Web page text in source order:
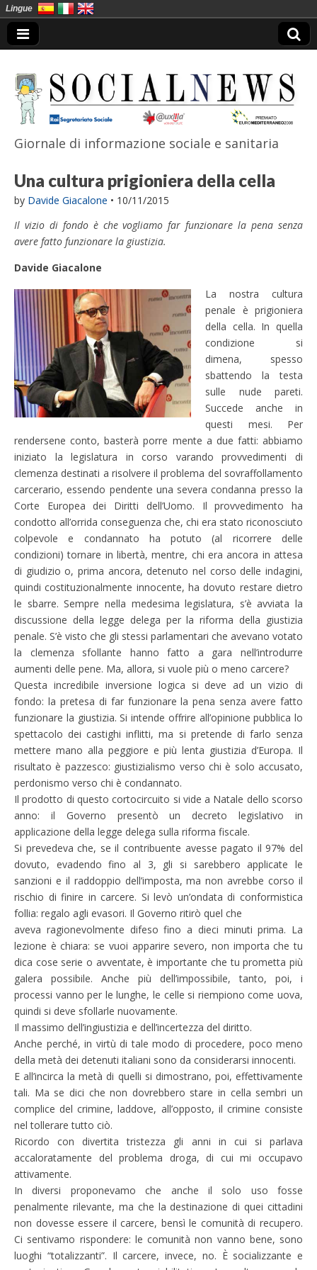
SocialNews
Giornale di informazione sociale e sanitaria
Una cultura prigioniera della cella
by Davide Giacalone • 10/11/2015
Il vizio di fondo è che vogliamo far funzionare la pena senza
avere fatto funzionare la giustizia.
Davide Giacalone
La nostra cultura
penale è prigioniera
della cella. In quella
condizione si
dimena, spesso
sbattendo la testa
sulle nude pareti.
Succede anche in
questi mesi. Per
rendersene conto, basterà porre mente a due fatti: abbiamo
iniziato la legislatura in corso varando provvedimenti di
clemenza destinati a risolvere il problema del sovraffollamento
carcerario, essendo pendente una severa condanna presso la
Corte Europea dei Diritti dell’Uomo. Il provvedimento ha
condotto all’orrida conseguenza che, chi era stato riconosciuto
colpevole e condannato ha potuto (al ricorrere delle
condizioni) tornare in libertà, mentre, chi era ancora in attesa
di giudizio o, prima ancora, detenuto nel corso delle indagini,
quindi costituzionalmente innocente, ha dovuto restare dietro
le sbarre. Sempre nella medesima legislatura, s’è avviata la
discussione della legge delega per la riforma della giustizia
penale. S’è visto che gli stessi parlamentari che avevano votato
la clemenza sfollante hanno fatto a gara nell’introdurre
aumenti delle pene. Ma, allora, si vuole più o meno carcere?
Questa incredibile inversione logica si deve ad un vizio di
fondo: la pretesa di far funzionare la pena senza avere fatto
funzionare la giustizia. Si intende offrire all’opinione pubblica lo
spettacolo dei castighi inflitti, ma si pretende di farlo senza
mettere mano alla peggiore e più lenta giustizia d’Europa. Il
risultato è pazzesco: giustizialismo verso chi è solo accusato,
perdonismo verso chi è condannato.
Il prodotto di questo cortocircuito si vide a Natale dello scorso
anno: il Governo presentò un decreto legislativo in
applicazione della legge delega sulla riforma fiscale.
Si prevedeva che, se il contribuente avesse pagato il 97% del
dovuto, evadendo fino al 3, gli si sarebbero applicate le
sanzioni e il raddoppio dell’imposta, ma non avrebbe corso il
rischio di finire in carcere. Si levò un’ondata di conformistica
follia: regalo agli evasori. Il Governo ritirò quel che
aveva ragionevolmente difeso fino a dieci minuti prima. La
lezione è chiara: se vuoi apparire severo, non importa che tu
dica cose serie o avventate, è importante che tu prometta più
galera possibile. Anche più dell’impossibile, tanto, poi, i
processi vanno per le lunghe, le celle si riempiono come uova,
quindi si deve sfollarle nuovamente.
Il massimo dell’ingiustizia e dell’incertezza del diritto.
Anche perché, in virtù di tale modo di procedere, poco meno
della metà dei detenuti italiani sono da considerarsi innocenti.
E all’incirca la metà di quelli si dimostrano, poi, effettivamente
tali. Ma se dici che non dovrebbero stare in cella sembri un
complice del crimine, laddove, all’opposto, il crimine consiste
nel tollerare tutto ciò.
Ricordo con divertita tristezza gli anni in cui si parlava
accaloratamente del problema droga, di cui mi occupavo
attivamente.
In diversi proponevamo che anche il solo uso fosse
penalmente rilevante, ma che la destinazione di quei cittadini
non dovesse essere il carcere, bensì le comunità di recupero.
Ci sentivamo rispondere: le comunità non vanno bene, sono
luoghi “totalizzanti”. Il carcere, invece, no. È socializzante e
Lingue